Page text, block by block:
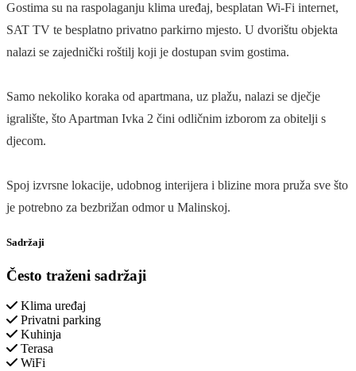
Gostima su na raspolaganju klima uređaj, besplatan Wi-Fi internet,
SAT TV te besplatno privatno parkirno mjesto. U dvorištu objekta
nalazi se zajednički roštilj koji je dostupan svim gostima.
Samo nekoliko koraka od apartmana, uz plažu, nalazi se dječje
igralište, što Apartman Ivka 2 čini odličnim izborom za obitelji s
djecom.
Spoj izvrsne lokacije, udobnog interijera i blizine mora pruža sve što
je potrebno za bezbrižan odmor u Malinskoj.
Sadržaji
Često traženi sadržaji
Klima uređaj
Privatni parking
Kuhinja
Terasa
WiFi